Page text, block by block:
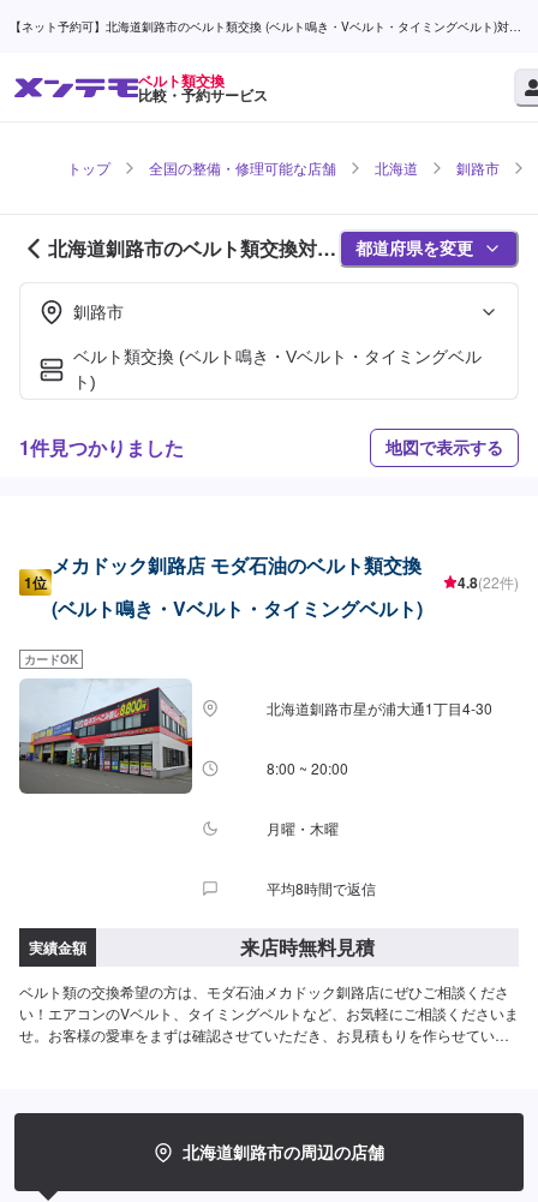
【ネット予約可】北海道釧路市のベルト類交換 (ベルト鳴き・Vベルト・タイミングベルト)対応
ベルト類交換
比較・予約サービス
トップ 全国の整備・修理可能な店舗 北海道 釧路市
北海道釧路市のベルト類交換対応
店舗紹介 (1ページ目)
都道府県を変更
釧路市
ベルト類交換 (ベルト鳴き・Vベルト・タイミングベル
ト)
1件見つかりました 地図で表示する
1位
メカドック釧路店 モダ石油のベルト類交換
(ベルト鳴き・Vベルト・タイミングベルト)
4.8(22件)
カードOK
北海道釧路市星が浦大通1丁目4-30
8:00 ~ 20:00
月曜・木曜
平均8時間で返信
実績金額 来店時無料見積
ベルト類の交換希望の方は、モダ石油メカドック釧路店にぜひご相談くださ
い！エアコンのVベルト、タイミングベルトなど、お気軽にご相談くださいま
せ。お客様の愛車をまずは確認させていただき、お見積もりを作らせていた
北海道釧路市の周辺の店舗